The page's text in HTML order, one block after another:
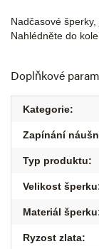
Nadčasové
Nahlédněte do
Doplňkové
Kategorie:
Zapínání
Typ produktu:
Velikost šperku
Materiál šperku
Ryzost zlata: